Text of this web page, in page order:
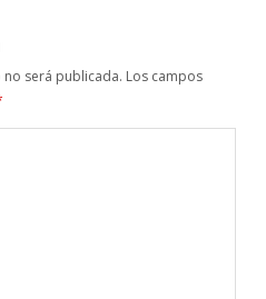
será publicada. Los campos